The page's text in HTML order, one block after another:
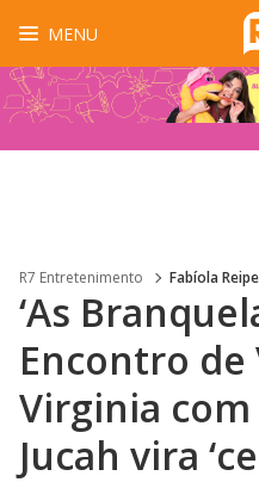
MENU
R7 Entretenimento Fabíola
‘As
Encontro de
Virginia
Jucah vira